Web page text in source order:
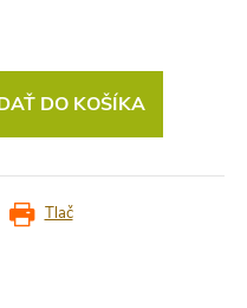
DO KOŠÍKA
Tlač